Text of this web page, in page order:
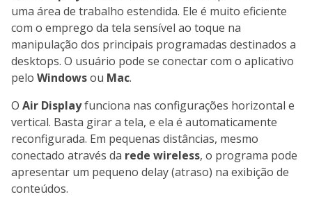
uma área de trabalho estendida. Ele é muito eficiente
com o emprego da tela sensível ao toque na
manipulação dos principais programadas destinados a
desktops. O usuário pode se conectar com o aplicativo
pelo Windowsou Mac.
O Air Displayfunciona nas configurações horizontal e
vertical. Basta girar a tela, e ela é automaticamente
reconfigurada. Em pequenas distâncias, mesmo
conectado através da rede wireless, o programa pode
apresentar um pequeno delay (atraso) na exibição de
conteúdos.